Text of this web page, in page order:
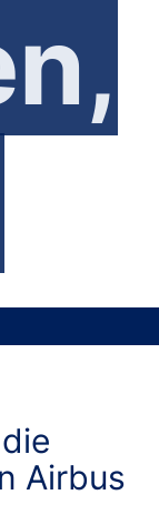
Airbus